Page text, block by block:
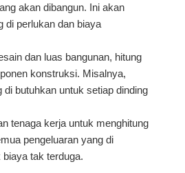
akan dibangun. Ini akan
di perlukan dan biaya
dan luas bangunan, hitung
konstruksi. Misalnya,
butuhkan untuk setiap dinding
tenaga kerja untuk menghitung
pengeluaran yang di
tak terduga.